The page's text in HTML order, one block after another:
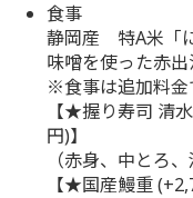
食事
静岡産 特A米「
味噌を使った赤
※食事は追加料金
【★握り寿司 清
円)】
（赤身、中とろ
【★国産鰻重